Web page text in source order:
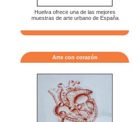
Huelva ofrece una de las mejores
muestras de arte urbano de España
Arte con corazón